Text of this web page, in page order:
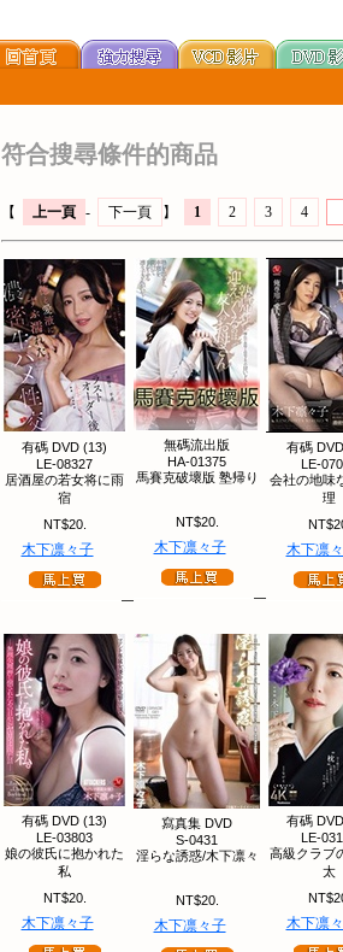
符合搜尋條件的商品
【 上一頁 - 下一頁 】 1 2 3 4
有碼 DVD (13)
LE-08327
居酒屋の若女将に雨
宿
NT$20.
木下凛々子
無碼流出版
HA-01375
馬賽克破壞版 塾帰り
NT$20.
木下凛々子
有碼
LE-
会社の地味
理
木下凛
有碼 DVD (13)
LE-03803
娘の彼氏に抱かれた
私
NT$20.
木下凛々子
寫真集 DVD
S-0431
淫らな誘惑/木下凛々
NT$20.
木下凛々子
有碼
LE-
高級クラブ
太
木下凛